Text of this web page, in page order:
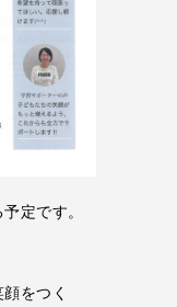
定です。
をつく